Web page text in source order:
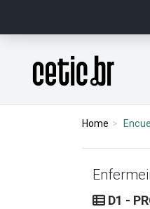
Página inicial
Home
D1 -